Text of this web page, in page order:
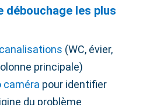
les plus
(WC, évier,
principale)
caméra pour identifier
du problème